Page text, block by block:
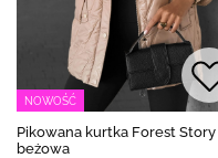
NOWOŚĆ
Pikowana kurtka Forest Story
beżowa